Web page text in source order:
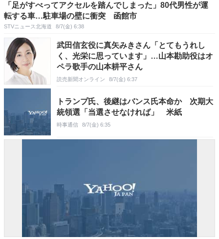
「足がすべってアクセルを踏んでしまった」80代男性が運
転する車…駐車場の壁に衝突 函館市
STVニュース北海道 8/7(金) 6:38
武田信玄役に真矢みきさん「とてもうれし
く、光栄に思っています」…山本勘助役はオ
ペラ歌手の山本耕平さん
読売新聞オンライン 8/7(金) 6:37
トランプ氏、後継はバンス氏本命か 次期大
統領選「当選させなければ」 米紙
時事通信 8/7(金) 6:35